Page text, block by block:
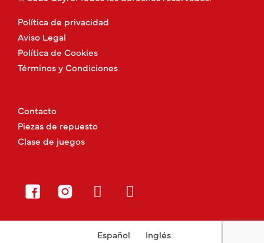
Política de privacidad
Aviso Legal
Política de Cookies
Términos y Condiciones
Contacto
Piezas de repuesto
Clase de juegos
Español Inglés